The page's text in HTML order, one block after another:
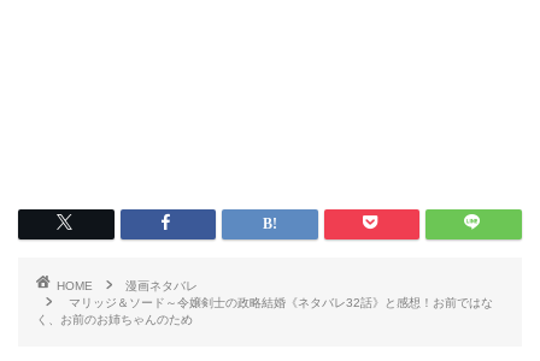
HOME
漫画ネタバレ
マリッジ＆ソード～令嬢剣士の政略結婚《ネタバレ32話》と感想！お前ではな
く、お前のお姉ちゃんのため